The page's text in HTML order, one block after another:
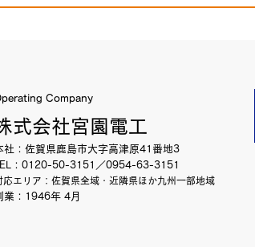
Company
式会社宮園電工
社：佐賀県鹿島市大字高津原41番地3
：0120-50-3151／0954-63-3151
応エリア：佐賀県全域・近隣県ほか九州一部地域
業：1946年 4月